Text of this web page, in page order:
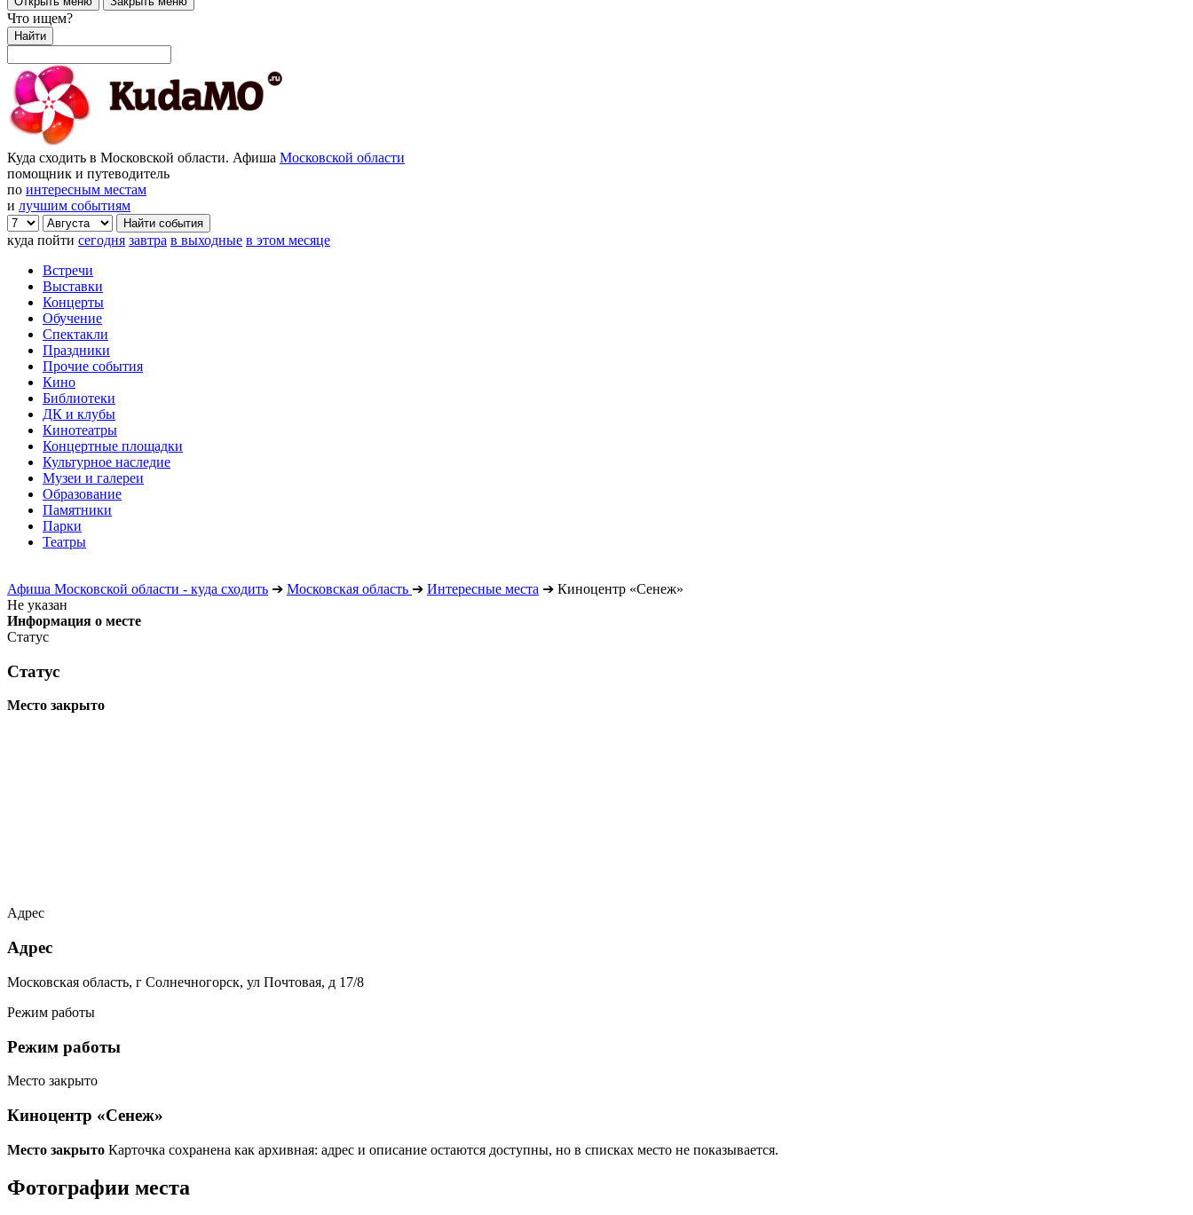
Что ищем?
Найти
Куда сходить в Московской области. Афиша Московской области
помощник и путеводитель
по интересным местам
и лучшим событиям
куда пойти сегодня завтра в выходные в этом месяце
Встречи
Выставки
Концерты
Обучение
Спектакли
Праздники
Прочие события
Кино
Библиотеки
ДК и клубы
Кинотеатры
Концертные площадки
Культурное наследие
Музеи и галереи
Образование
Памятники
Парки
Театры
Афиша Московской области - куда сходить ➔ Московская область ➔ Интересные места ➔ Киноцентр «Сенеж»
Не указан
Информация о месте
Статус
Статус
Место закрыто
Адрес
Адрес
Московская область, г Солнечногорск, ул Почтовая, д 17/8
Режим работы
Режим работы
Место закрыто
Киноцентр «Сенеж»
Место закрыто Карточка сохранена как архивная: адрес и описание остаются доступны, но в списках место не показывается.
Фотографии места